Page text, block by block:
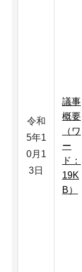
令和
5年1
0月1
3日
議事
概要
（ワ
ー
ド：
19K
B）